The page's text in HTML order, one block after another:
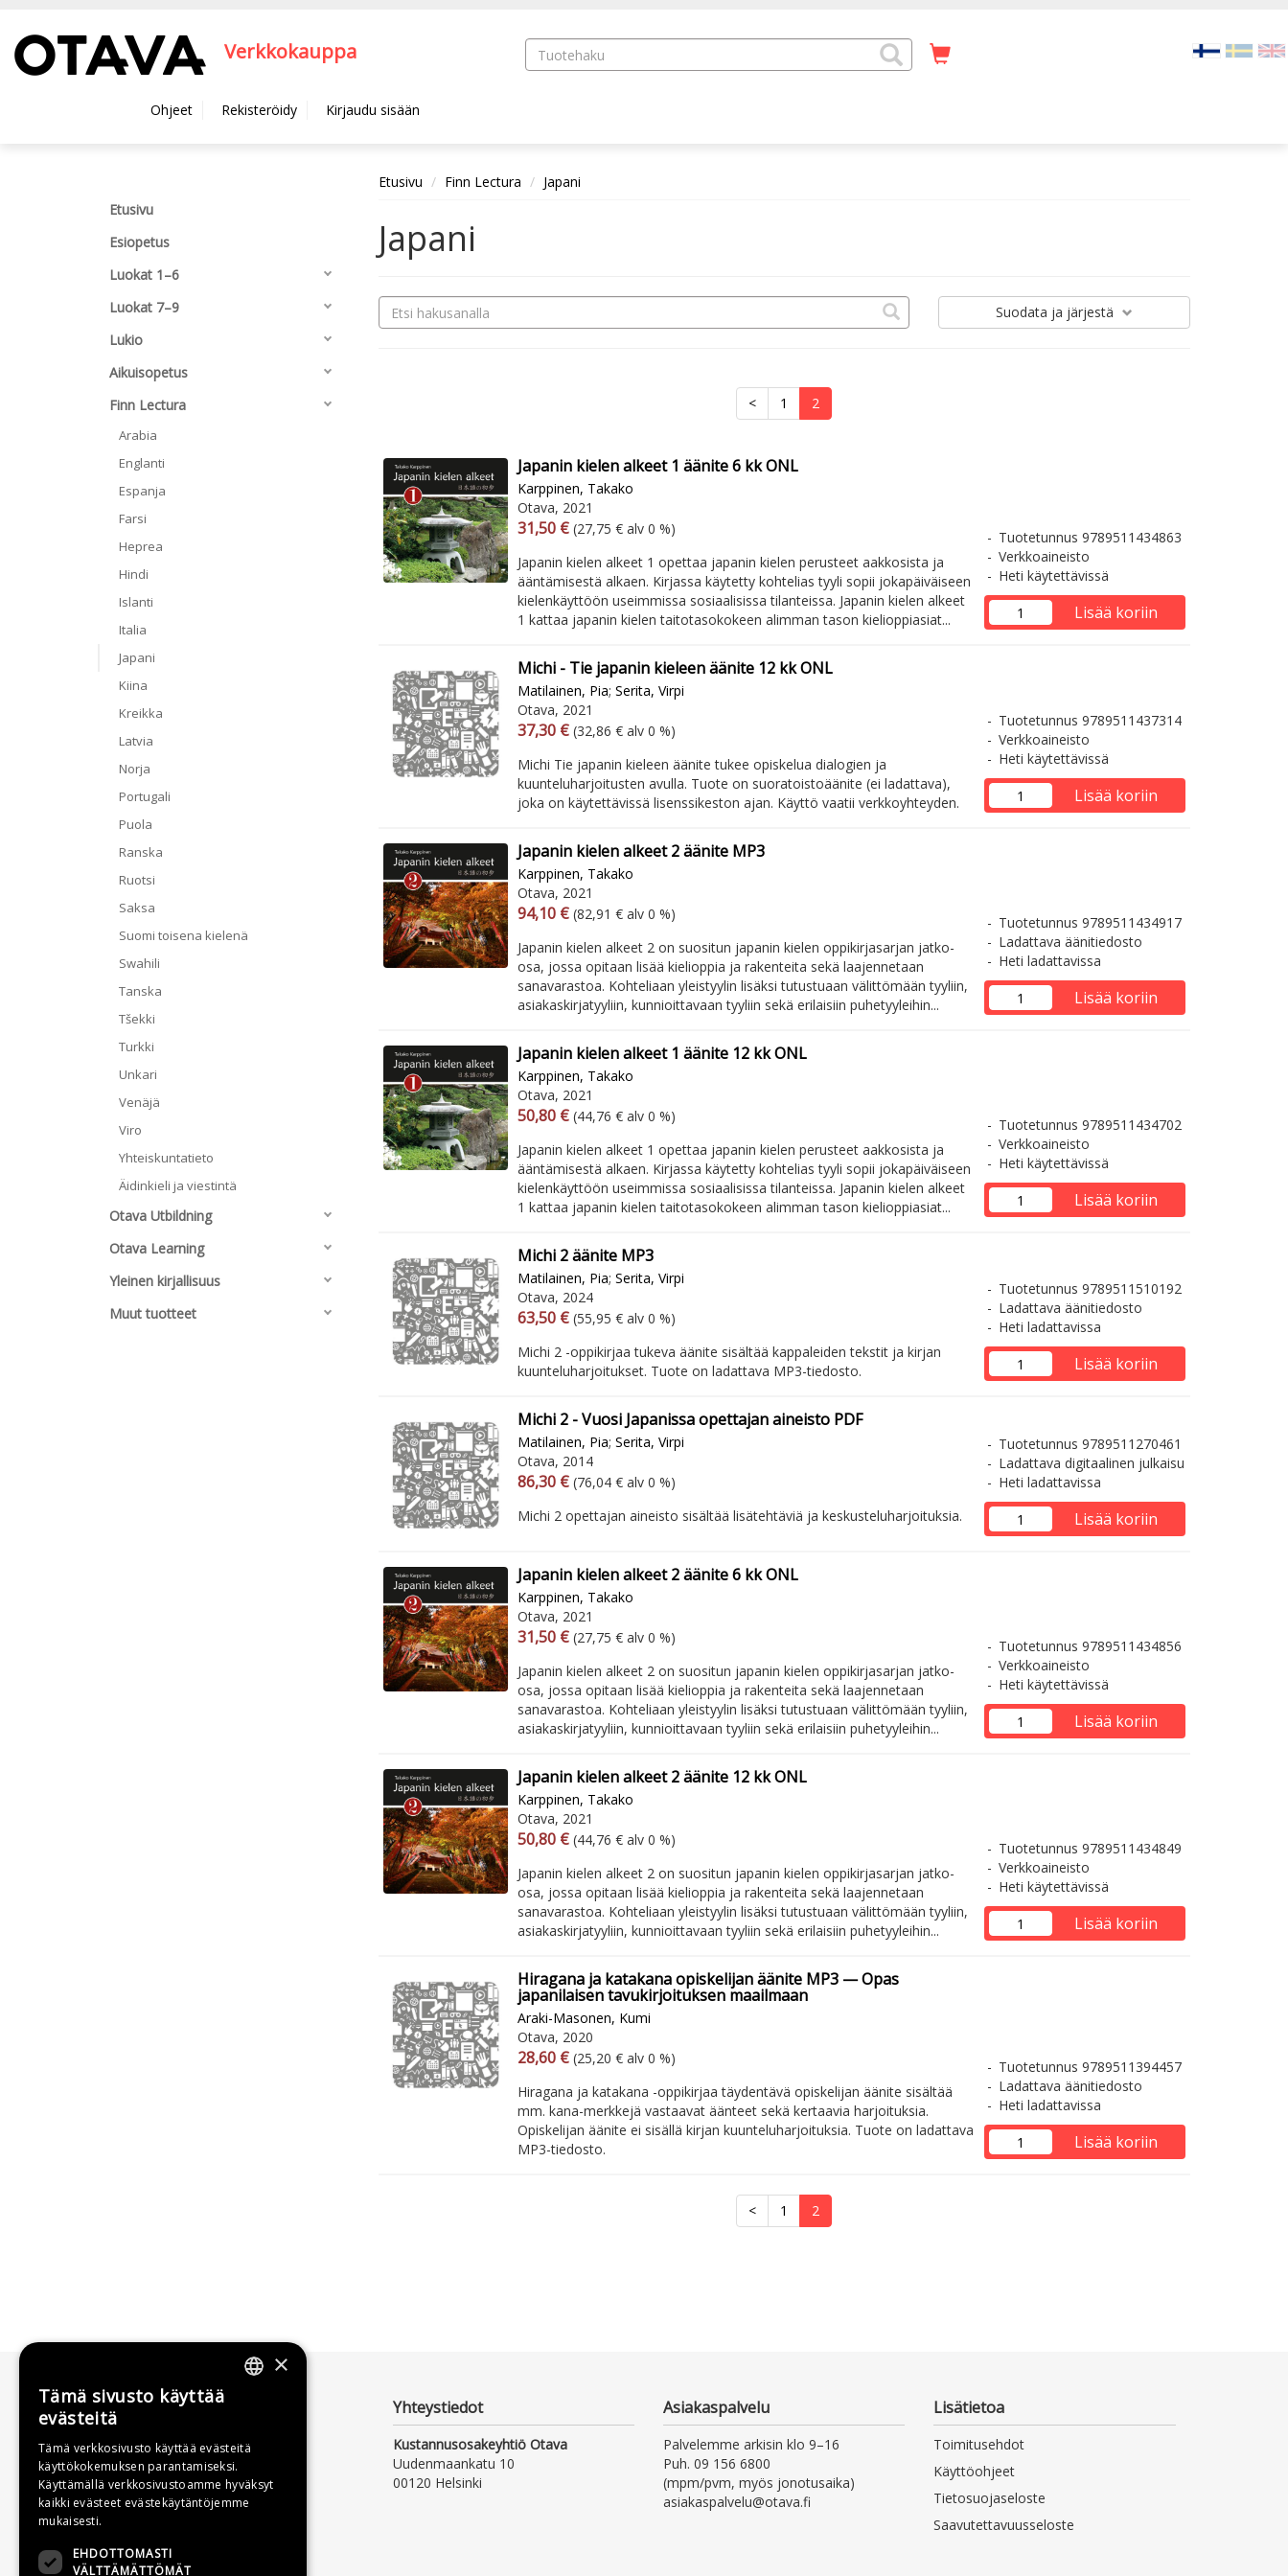
Verkkokauppa
Ohjeet Rekisteröidy Kirjaudu sisään
Etusivu
Esiopetus
Luokat 1–6
Luokat 7–9
Lukio
Aikuisopetus
Finn Lectura
Arabia
Englanti
Espanja
Farsi
Heprea
Hindi
Islanti
Italia
Japani
Kiina
Kreikka
Latvia
Norja
Portugali
Puola
Ranska
Ruotsi
Saksa
Suomi toisena kielenä
Swahili
Tanska
Tšekki
Turkki
Unkari
Venäjä
Viro
Yhteiskuntatieto
Äidinkieli ja viestintä
Otava Utbildning
Otava Learning
Yleinen kirjallisuus
Muut tuotteet
Etusivu Finn Lectura Japani
Japani
Suodata ja järjestä
< 1 2
Japanin kielen alkeet 1 äänite 6 kk ONL
Karppinen, Takako
Otava, 2021
Arvonlisäverollinen hinta
31,50 € Arvonlisäveroton hinta
(27,75 € alv 0 %)
Japanin kielen alkeet 1 opettaa japanin kielen perusteet aakkosista ja
ääntämisestä alkaen. Kirjassa käytetty kohtelias tyyli sopii jokapäiväiseen
kielenkäyttöön useimmissa sosiaalisissa tilanteissa. Japanin kielen alkeet
1 kattaa japanin kielen taitotasokokeen alimman tason kielioppiasiat...
Tuotetunnus 9789511434863
Verkkoaineisto
Heti käytettävissä
Lisää koriin
Michi - Tie japanin kieleen äänite 12 kk ONL
Matilainen, Pia; Serita, Virpi
Otava, 2021
Arvonlisäverollinen hinta
37,30 € Arvonlisäveroton hinta
(32,86 € alv 0 %)
Michi Tie japanin kieleen äänite tukee opiskelua dialogien ja
kuunteluharjoitusten avulla. Tuote on suoratoistoäänite (ei ladattava),
joka on käytettävissä lisenssikeston ajan. Käyttö vaatii verkkoyhteyden.
Tuotetunnus 9789511437314
Verkkoaineisto
Heti käytettävissä
Lisää koriin
Japanin kielen alkeet 2 äänite MP3
Karppinen, Takako
Otava, 2021
Arvonlisäverollinen hinta
94,10 € Arvonlisäveroton hinta
(82,91 € alv 0 %)
Japanin kielen alkeet 2 on suositun japanin kielen oppikirjasarjan jatko-
osa, jossa opitaan lisää kielioppia ja rakenteita sekä laajennetaan
sanavarastoa. Kohteliaan yleistyylin lisäksi tutustuaan välittömään tyyliin,
asiakaskirjatyyliin, kunnioittavaan tyyliin sekä erilaisiin puhetyyleihin...
Tuotetunnus 9789511434917
Ladattava äänitiedosto
Heti ladattavissa
Lisää koriin
Japanin kielen alkeet 1 äänite 12 kk ONL
Karppinen, Takako
Otava, 2021
Arvonlisäverollinen hinta
50,80 € Arvonlisäveroton hinta
(44,76 € alv 0 %)
Japanin kielen alkeet 1 opettaa japanin kielen perusteet aakkosista ja
ääntämisestä alkaen. Kirjassa käytetty kohtelias tyyli sopii jokapäiväiseen
kielenkäyttöön useimmissa sosiaalisissa tilanteissa. Japanin kielen alkeet
1 kattaa japanin kielen taitotasokokeen alimman tason kielioppiasiat...
Tuotetunnus 9789511434702
Verkkoaineisto
Heti käytettävissä
Lisää koriin
Michi 2 äänite MP3
Matilainen, Pia; Serita, Virpi
Otava, 2024
Arvonlisäverollinen hinta
63,50 € Arvonlisäveroton hinta
(55,95 € alv 0 %)
Michi 2 -oppikirjaa tukeva äänite sisältää kappaleiden tekstit ja kirjan
kuunteluharjoitukset. Tuote on ladattava MP3-tiedosto.
Tuotetunnus 9789511510192
Ladattava äänitiedosto
Heti ladattavissa
Lisää koriin
Michi 2 - Vuosi Japanissa opettajan aineisto PDF
Matilainen, Pia; Serita, Virpi
Otava, 2014
Arvonlisäverollinen hinta
86,30 € Arvonlisäveroton hinta
(76,04 € alv 0 %)
Michi 2 opettajan aineisto sisältää lisätehtäviä ja keskusteluharjoituksia.
Tuotetunnus 9789511270461
Ladattava digitaalinen julkaisu
Heti ladattavissa
Lisää koriin
Japanin kielen alkeet 2 äänite 6 kk ONL
Karppinen, Takako
Otava, 2021
Arvonlisäverollinen hinta
31,50 € Arvonlisäveroton hinta
(27,75 € alv 0 %)
Japanin kielen alkeet 2 on suositun japanin kielen oppikirjasarjan jatko-
osa, jossa opitaan lisää kielioppia ja rakenteita sekä laajennetaan
sanavarastoa. Kohteliaan yleistyylin lisäksi tutustuaan välittömään tyyliin,
asiakaskirjatyyliin, kunnioittavaan tyyliin sekä erilaisiin puhetyyleihin...
Tuotetunnus 9789511434856
Verkkoaineisto
Heti käytettävissä
Lisää koriin
Japanin kielen alkeet 2 äänite 12 kk ONL
Karppinen, Takako
Otava, 2021
Arvonlisäverollinen hinta
50,80 € Arvonlisäveroton hinta
(44,76 € alv 0 %)
Japanin kielen alkeet 2 on suositun japanin kielen oppikirjasarjan jatko-
osa, jossa opitaan lisää kielioppia ja rakenteita sekä laajennetaan
sanavarastoa. Kohteliaan yleistyylin lisäksi tutustuaan välittömään tyyliin,
asiakaskirjatyyliin, kunnioittavaan tyyliin sekä erilaisiin puhetyyleihin...
Tuotetunnus 9789511434849
Verkkoaineisto
Heti käytettävissä
Lisää koriin
Hiragana ja katakana opiskelijan äänite MP3 — Opas
japanilaisen tavukirjoituksen maailmaan
Araki-Masonen, Kumi
Otava, 2020
Arvonlisäverollinen hinta
28,60 € Arvonlisäveroton hinta
(25,20 € alv 0 %)
Hiragana ja katakana -oppikirjaa täydentävä opiskelijan äänite sisältää
mm. kana-merkkejä vastaavat äänteet sekä kertaavia harjoituksia.
Opiskelijan äänite ei sisällä kirjan kuunteluharjoituksia. Tuote on ladattava
MP3-tiedosto.
Tuotetunnus 9789511394457
Ladattava äänitiedosto
Heti ladattavissa
Lisää koriin
< 1 2
Yhteystiedot
Kustannusosakeyhtiö Otava
Uudenmaankatu 10
00120 Helsinki
Asiakaspalvelu
Palvelemme arkisin klo 9–16
Puh. 09 156 6800
(mpm/pvm, myös jonotusaika)
asiakaspalvelu@otava.fi
Lisätietoa
Toimitusehdot
Käyttöohjeet
Tietosuojaseloste
Saavutettavuusseloste
×
Tämä sivusto käyttää
evästeitä
Tämä verkkosivusto käyttää evästeitä
käyttökokemuksen parantamiseksi.
Käyttämällä verkkosivustoamme hyväksyt
kaikki evästeet evästekäytäntöjemme
mukaisesti.
EHDOTTOMASTI
VÄLTTÄMÄTTÖMÄT